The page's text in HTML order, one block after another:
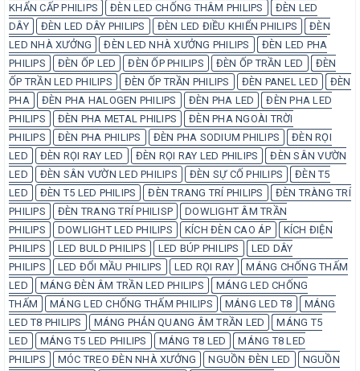
KHẨN CẤP PHILIPS
ĐÈN LED CHỐNG THÂM PHILIPS
ĐÈN LED
DÂY
ĐÈN LED DÂY PHILIPS ĐÈN LED ĐIỀU KHIỂN PHILIPS
ĐÈN
LED NHÀ XƯỞNG
ĐÈN LED NHÀ XƯỞNG PHILIPS
ĐÈN LED PHA
PHILIPS
ĐÈN ỐP LED ĐÈN ỐP PHILIPS ĐÈN ỐP TRẦN LED
ĐÈN
ỐP TRẦN LED PHILIPS
ĐÈN ỐP TRẦN PHILIPS ĐÈN PANEL LED
ĐÈN
PHA
ĐÈN PHA HALOGEN PHILIPS ĐÈN PHA LED
ĐÈN PHA LED
PHILIPS
ĐÈN PHA METAL PHILIPS
ĐÈN PHA NGOÀI TRỜI
PHILIPS
ĐÈN PHA PHILIPS ĐÈN PHA SODIUM PHILIPS
ĐÈN RỌI
LED
ĐÈN RỌI RAY LED ĐÈN RỌI RAY LED PHILIPS
ĐÈN SÂN VƯỜN
LED
ĐÈN SÂN VƯỜN LED PHILIPS ĐÈN SỰ CỐ PHILIPS
ĐÈN T5
LED
ĐÈN T5 LED PHILIPS ĐÈN TRANG TRÍ PHILIPS
ĐÈN TRÀNG TRÍ
PHILIPS
ĐÈN TRANG TRÍ PHILISP
DOWLIGHT ÂM TRẦN
PHILIPS
DOWLIGHT LED PHILIPS KÍCH ĐÈN CAO ÁP
KÍCH ĐIỆN
PHILIPS
LED BULD PHILIPS LED BÚP PHILIPS
LED DÂY
PHILIPS
LED ĐỔI MẦU PHILIPS LED RỌI RAY
MÁNG CHỐNG THẤM
LED
MÁNG ĐÈN ÂM TRẦN LED PHILIPS
MÁNG LED CHỐNG
THẤM
MÁNG LED CHỐNG THẤM PHILIPS MÁNG LED T8
MÁNG
LED T8 PHILIPS
MÁNG PHẢN QUANG ÂM TRẦN LED
MÁNG T5
LED
MÁNG T5 LED PHILIPS MÁNG T8 LED
MÁNG T8 LED
PHILIPS
MÓC TREO ĐÈN NHÀ XƯỞNG NGUỒN ĐÈN LED NGUỒN